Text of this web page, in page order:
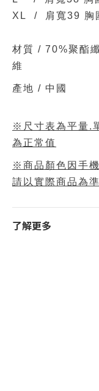
XL / 肩寬39
材質 / 70%聚酯
維
產地 / 中國
※尺寸表為平量.
為正常值
※商品顏色因手
請以實際商品為準
了解更多